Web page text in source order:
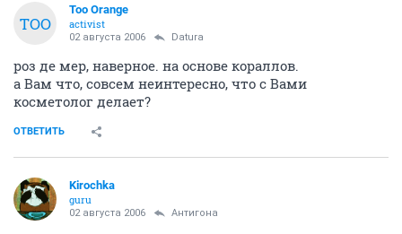
TOO
Too Orange
activist
02 августа 2006 Datura
роз де мер, наверное. на основе кораллов.
а Вам что, совсем неинтересно, что с Вами
косметолог делает?
ОТВЕТИТЬ
Kirochka
guru
02 августа 2006 Антигона